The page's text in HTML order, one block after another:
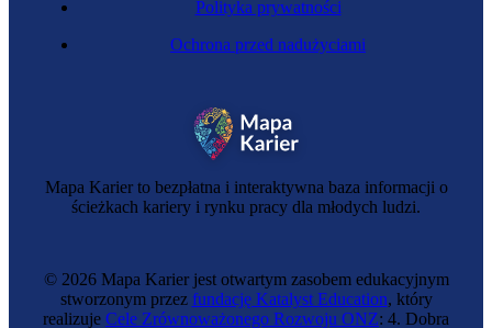
Doradca edukacyjny
Mapa Karier to bezpłatna i interaktywna baza informacji o
ścieżkach kariery i rynku pracy dla młodych ludzi.
Polityka prywatności
Ochrona przed nadużyciami
© 2026 Mapa Karier jest otwartym zasobem edukacyjnym
stworzonym przez fundację Katalyst Education, który
realizuje Cele Zrównoważonego Rozwoju ONZ: 4. Dobra